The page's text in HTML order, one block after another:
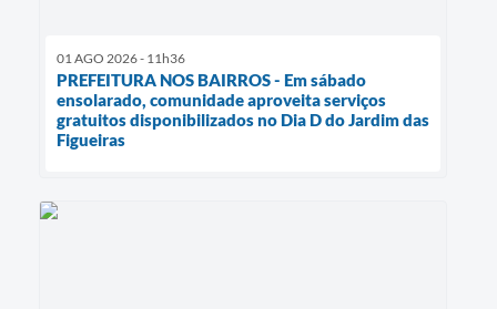
01 AGO 2026 - 11h36
PREFEITURA NOS BAIRROS - Em sábado
ensolarado, comunidade aproveita serviços
gratuitos disponibilizados no Dia D do Jardim das
Figueiras